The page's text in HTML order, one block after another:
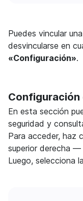
Puedes vincular
desvincularse en
«Configuración».
En esta sección
seguridad y
Para acceder, haz
superior derecha —
Luego, selecciona